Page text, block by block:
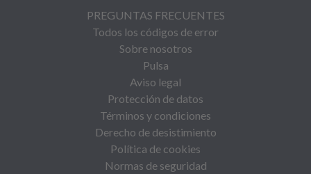
PREGUNTAS FRECUENTES
Todos los códigos de error
Sobre nosotros
Pulsa
Aviso legal
Protección de datos
Términos y condiciones
Derecho de desistimiento
Política de cookies
Normas de seguridad